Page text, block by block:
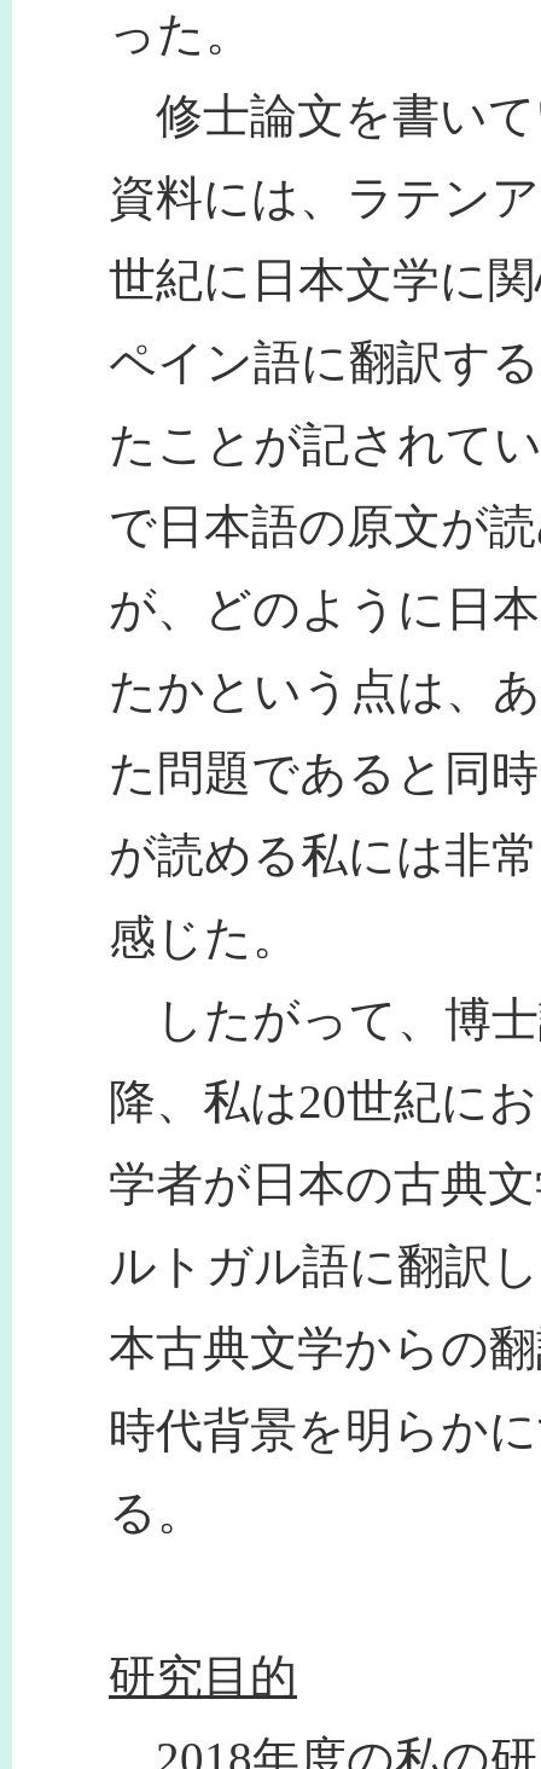
った。
修士論文を書い
資料には、ラテン
世紀に日本文学に
ペイン語に翻訳す
たことが記されて
で日本語の原文が
が、どのように日
たかという点は、
た問題であると同
が読める私には非
感じた。
したがって、博士
降、私は20世紀に
学者が日本の古典
ルトガル語に翻訳
本古典文学からの
時代背景を明らか
る。
研究目的